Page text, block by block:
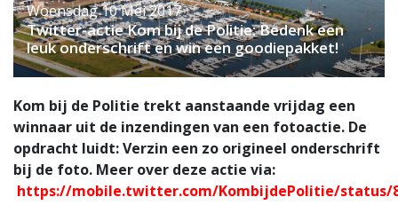
Woensdag 10 Mei 2017
Twitter-actie Kom bij de Politie: Bedenk een
leuk onderschrift en win een goodiepakket!
Kom bij de Politie trekt aanstaande vrijdag een
winnaar uit de inzendingen van een fotoactie. De
opdracht luidt: Verzin een zo origineel onderschrift
bij de foto. Meer over deze actie via:
https://mobile.twitter.com/KombijdePolitie/status/